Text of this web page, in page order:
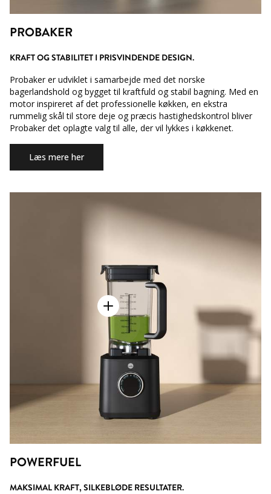
PROBAKER
KRAFT OG STABILITET I PRISVINDENDE DESIGN.
Probaker er udviklet i samarbejde med det norske
bagerlandshold og bygget til kraftfuld og stabil bagning. Med en
motor inspireret af det professionelle køkken, en ekstra
rummelig skål til store deje og præcis hastighedskontrol bliver
Probaker det oplagte valg til alle, der vil lykkes i køkkenet.
Læs mere her
POWERFUEL
MAKSIMAL KRAFT, SILKEBLØDE RESULTATER.